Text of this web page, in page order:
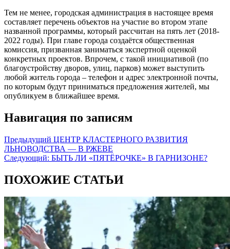
Тем не менее, городская администрация в настоящее время
составляет перечень объектов на участие во втором этапе
названной программы, который рассчитан на пять лет (2018-
2022 годы). При главе города создаётся общественная
комиссия, призванная заниматься экспертной оценкой
конкретных проектов. Впрочем, с такой инициативой (по
благоустройству дворов, улиц, парков) может выступить
любой житель города – телефон и адрес электронной почты,
по которым будут приниматься предложения жителей, мы
опубликуем в ближайшее время.
Навигация по записям
Предыдущий ЦЕНТР КЛАСТЕРНОГО РАЗВИТИЯ
ЛЬНОВОДСТВА — В РЖЕВЕ
Следующий: БЫТЬ ЛИ «ПЯТЁРОЧКЕ» В ГАРНИЗОНЕ?
ПОХОЖИЕ СТАТЬИ